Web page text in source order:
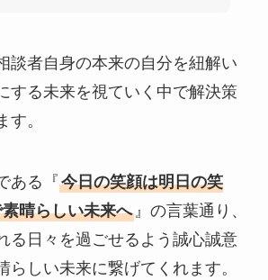
談者自身の本来の自分を紐解い
する未来を視ていく中で解決策
す。
ある『今日の笑顔は明日の笑
晴らしい未来へ』の言葉通り、
る日々を過ごせるよう誠心誠意
らしい未来に繋げてくれます。